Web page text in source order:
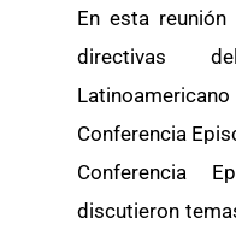
En esta
directivas
Conferencia
Conferencia
discutieron